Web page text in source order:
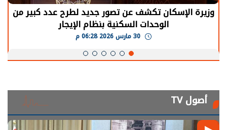
وزيرة الإسكان تكشف عن تصور جديد لطرح عدد كبير من
الوحدات السكنية بنظام الإيجار
أصول TV